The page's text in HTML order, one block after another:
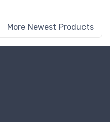
More Newest Products